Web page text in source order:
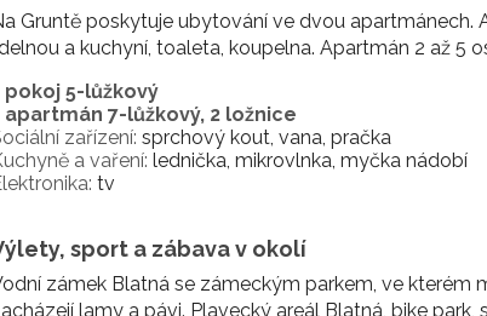
Gruntě poskytuje ubytování ve dvou apartmánech.
a kuchyní, toaleta, koupelna. Apartmán 2 až 5
pokoj 5-lůžkový
apartmán 7-lůžkový, 2 ložnice
zařízení: sprchový kout, vana, pračka
a vaření: lednička, mikrovlnka, myčka nádobí
tv
sport a zábava v okolí
zámek Blatná se zámeckým parkem, ve
lamy a pávi. Plavecký areál Blatná, bike